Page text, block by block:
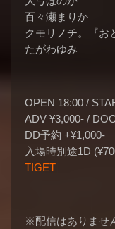
百々瀬まりか
クモリノチ。『お
たがわゆみ
OPEN 18:00 /
ADV ¥3,000- /
DD予約 +¥1,000-
入場時別途1D
TIGET
※配信はありませ